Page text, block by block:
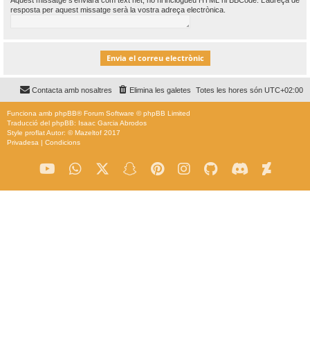
resposta per aquest missatge serà la vostra adreça electrònica.
Totes les hores són UTC+02:00
Elimina les galetes
Contacta amb nosaltres
Funciona amb phpBB® Forum Software © phpBB Limited
Traducció del phpBB: Isaac Garcia Abrodos
Style proflatAutor: ©Mazeltof 2017
Privadesa | Condicions